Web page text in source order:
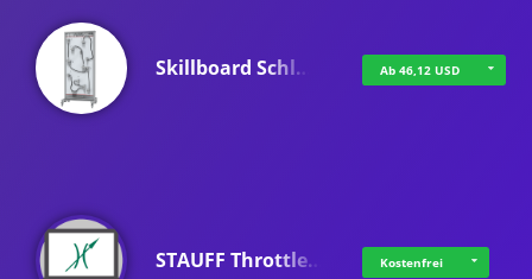
Skillboard Schl… Ab 46,12 USD
STAUFF Throttle… Kostenfrei